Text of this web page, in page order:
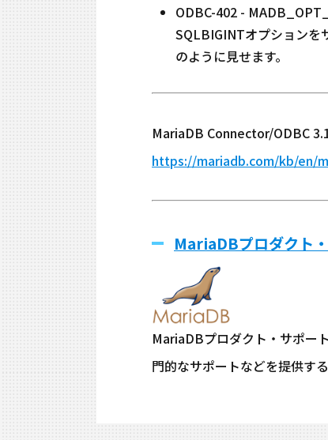
ODBC-402 -
SQLBIGINTオプションを
のように見せます。
MariaDB Connector/ODBC
https://mariadb.com/kb/en/
MariaDBプロダクト
MariaDBプロダクト・サポー
門的なサポートなどを提供する